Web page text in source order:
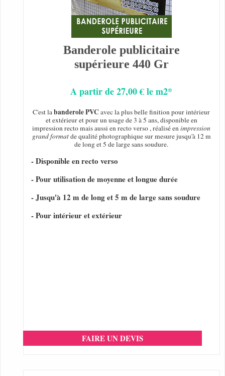
Banderole publicitaire
supérieure 440 Gr
A partir de 27,00 € le m2*
C'est labanderole PVC avec la plus belle finition pour intérieur
et extérieur et pour un usage de 3 à 5 ans, disponible en
impression recto mais aussi en recto verso , réalisé enimpression
grand formatde qualité photographique sur mesure jusqu'à 12 m
de long et 5 de large sans soudure.
- Disponible en recto verso
- Pour utilisation de moyenne et longue durée
- Jusqu'à 12 m de long et 5 m de large sans soudure
- Pour intérieur et extérieur
FAIRE UN DEVIS